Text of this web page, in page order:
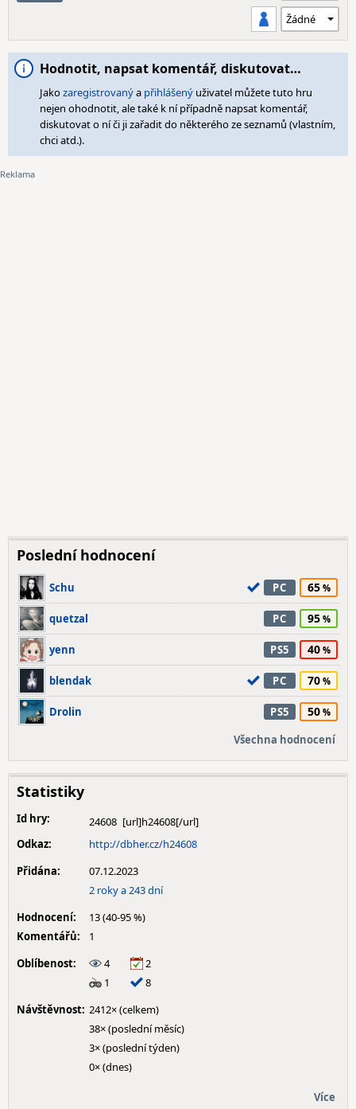
Hodnotit, napsat komentář, diskutovat…
Jakozaregistrovanýa přihlášený uživatel můžete tuto hru
nejen ohodnotit, ale také k ní případně napsat komentář,
diskutovat o ní či ji zařadit do některého ze seznamů (vlastním,
chci atd.).
Poslední hodnocení
Schu PC 65
quetzal PC 95
yenn PS5 40
blendak PC 70
Drolin PS5 50
Všechna hodnocení
Statistiky
Id hry:
24608
Odkaz:
http://dbher.cz/h24608
Přidána:
07.12.2023
2 roky a 243 dní
Hodnocení:
13 (40-95 %)
Komentářů:
1
Oblíbenost:
4
2
1
8
Návštěvnost: 2412× (celkem)
38× (poslední měsíc)
3× (poslední týden)
0× (dnes)
Více